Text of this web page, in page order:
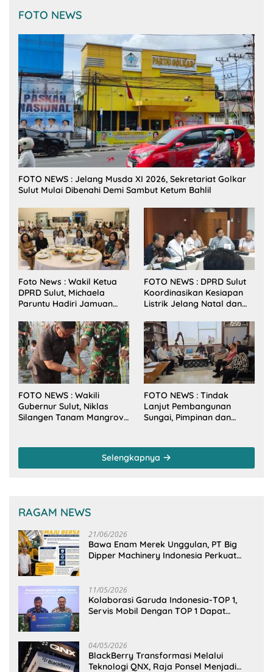
FOTO NEWS
FOTO NEWS : Jelang Musda XI 2026, Sekretariat Golkar
Sulut Mulai Dibenahi Demi Sambut Ketum Bahlil
Foto News : Wakil Ketua
DPRD Sulut, Michaela
Paruntu Hadiri Jamuan
Sulut Bersama Wamenkes
RI
FOTO NEWS : DPRD Sulut
Koordinasikan Kesiapan
Listrik Jelang Natal dan
FOTO NEWS : Wakili
Gubernur Sulut, Niklas
Silangen Tanam Mangrove
FOTO NEWS : Tindak
Lanjut Pembangunan
Sungai, Pimpinan dan
Kementerian PU-RI
Selengkapnya
RAGAM NEWS
21/06/2026
Bawa Enam Merek Unggulan, PT Big
Dipper Machinery Indonesia Perkuat
11/05/2026
Kolaborasi Garuda Indonesia-TOP 1,
Servis Mobil Dengan TOP 1 Dapat
04/05/2026
BlackBerry Transformasi Melalui
Teknologi QNX, Raja Ponsel Menjadi